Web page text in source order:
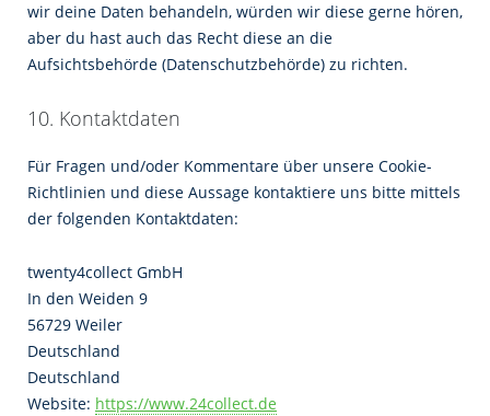
wir deine Daten behandeln, würden wir diese gerne hören,
aber du hast auch das Recht diese an die
Aufsichtsbehörde (Datenschutzbehörde) zu richten.
10. Kontaktdaten
Für Fragen und/oder Kommentare über unsere Cookie-
Richtlinien und diese Aussage kontaktiere uns bitte mittels
der folgenden Kontaktdaten:
twenty4collect GmbH
In den Weiden 9
56729 Weiler
Deutschland
Deutschland
Website: https://www.24collect.de